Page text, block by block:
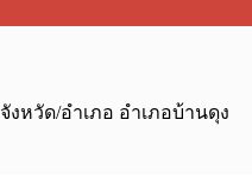
จังหวัด/อำเภอ อำเภอบ้านดุง